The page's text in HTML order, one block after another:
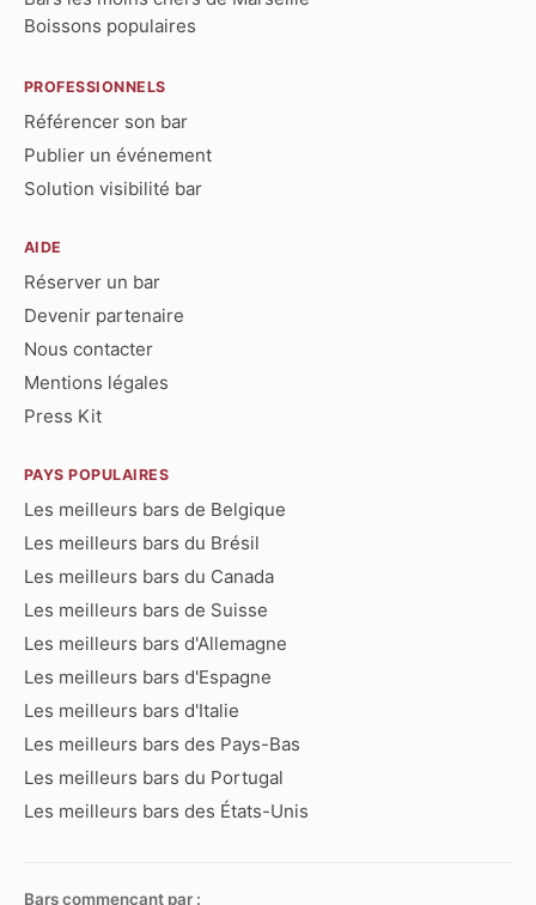
Boissons populaires
PROFESSIONNELS
Référencer son bar
Publier un événement
Solution visibilité bar
AIDE
Réserver un bar
Devenir partenaire
Nous contacter
Mentions légales
Press Kit
PAYS POPULAIRES
Les meilleurs bars de Belgique
Les meilleurs bars du Brésil
Les meilleurs bars du Canada
Les meilleurs bars de Suisse
Les meilleurs bars d'Allemagne
Les meilleurs bars d'Espagne
Les meilleurs bars d'Italie
Les meilleurs bars des Pays-Bas
Les meilleurs bars du Portugal
Les meilleurs bars des États-Unis
Bars commençant par :